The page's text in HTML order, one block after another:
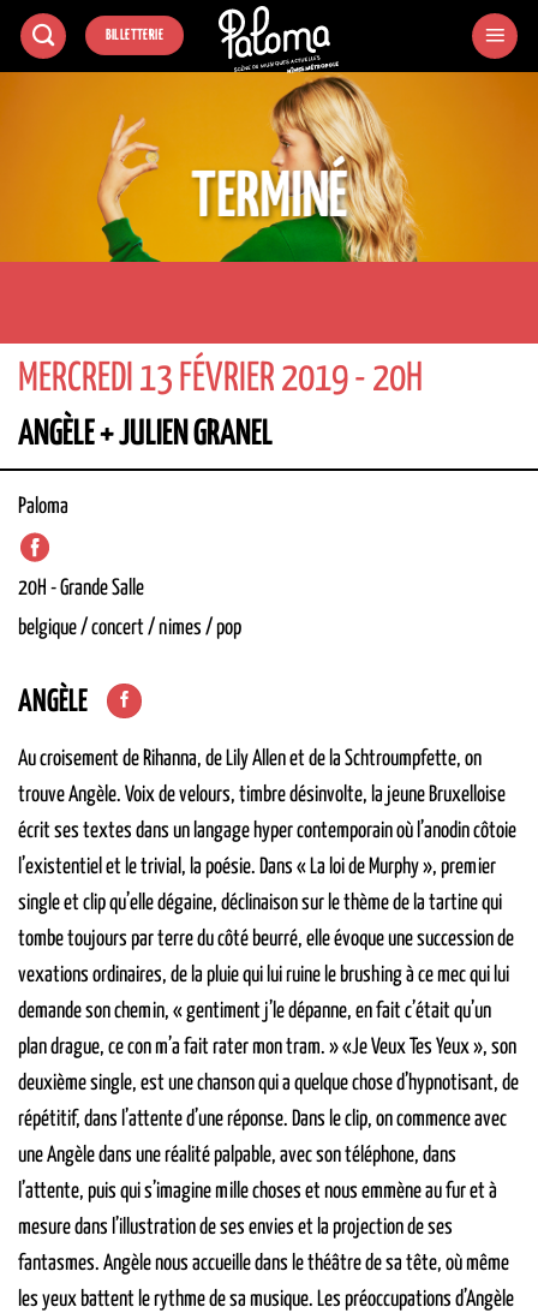
Passer
BILLETTERIE
TERMINÉ
MERCREDI 13 FÉVRIER 2019 - 20H
ANGÈLE + JULIEN GRANEL
Paloma
20H -Grande Salle
belgique / concert / nimes / pop
ANGÈLE
Au croisement de Rihanna, de Lily Allen et de la Schtroumpfette, on
trouve Angèle. Voix de velours, timbre désinvolte, la jeune Bruxelloise
écrit ses textes dans un langage hyper contemporain où l’anodin côtoie
l’existentiel et le trivial, la poésie. Dans « La loi de Murphy », premier
single et clip qu’elle dégaine, déclinaison sur le thème de la tartine qui
tombe toujours par terre du côté beurré, elle évoque une succession de
vexations ordinaires, de la pluie qui lui ruine le brushing à ce mec qui lui
demande son chemin, « gentiment j’le dépanne, en fait c’était qu’un
plan drague, ce con m’a fait rater mon tram. » «Je Veux Tes Yeux », son
deuxième single, est une chanson qui a quelque chose d’hypnotisant, de
répétitif, dans l’attente d’une réponse. Dans le clip, on commence avec
une Angèle dans une réalité palpable, avec son téléphone, dans
l’attente, puis qui s’imagine mille choses et nous emmène au fur et à
mesure dans l’illustration de ses envies et la projection de ses
fantasmes. Angèle nous accueille dans le théâtre de sa tête, où même
les yeux battent le rythme de sa musique. Les préoccupations d’Angèle